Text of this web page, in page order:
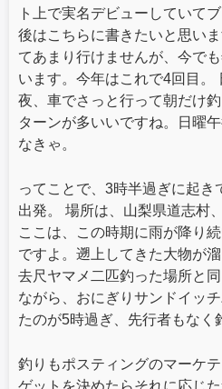
ト上で実名デビューしていて
後はこちらに書きたいと思い
てあまり行けませんが、今で
います。今年はこれで4回目。
夜、車でさっと行って朝だけ
ターンが多いいですね。日曜
なきゃ。
ってことで、3時半過ぎに起き
出発。 場所は、山梨県道志村
ここは、この時期に雨が降り
ですよ。遡上してきた大物が
去尺ヤマメ二匹釣った場所と
ながら、おにぎりサンドイッ
たのが5時過ぎ、先行者もなく
釣りもポスティングのマーケ
ゲットを決めたらそれに応じ